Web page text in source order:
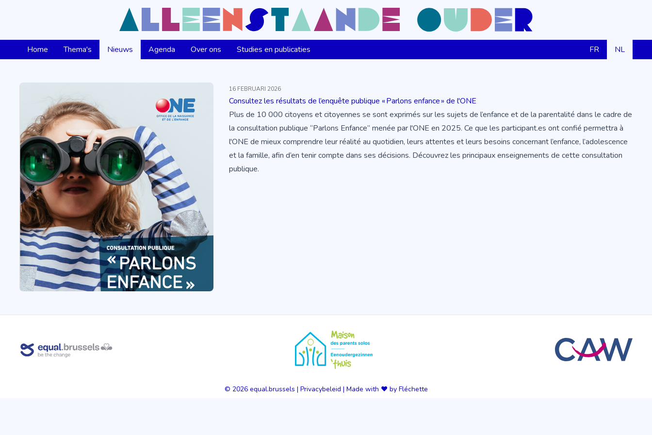
Home Thema's Nieuws Agenda Over ons Studies en publicaties FR NL
16 FEBRUARI 2026
Consultez les résultats de l’enquête publique « Parlons enfance » de l'ONE
Plus de 10 000 citoyens et citoyennes se sont exprimés sur les sujets de l’enfance et de la parentalité dans le cadre de
la consultation publique “Parlons Enfance” menée par l'ONE en 2025. Ce que les participant.es ont confié permettra à
l'ONE de mieux comprendre leur réalité au quotidien, leurs attentes et leurs besoins concernant l’enfance, l’adolescence
et la famille, afin d’en tenir compte dans ses décisions. Découvrezles principaux enseignements de cette consultation
publique.
© 2026 equal.brussels | Privacybeleid | Made with ❤️ by Fléchette